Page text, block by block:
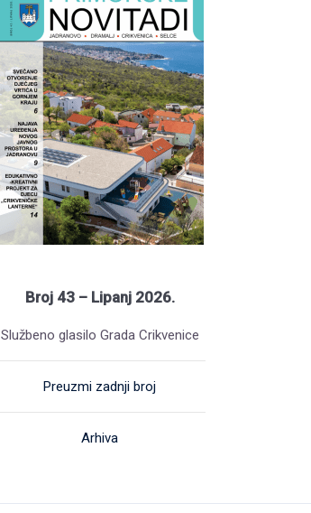
Broj 43 – Lipanj 2026.
Službeno glasilo Grada Crikvenice
Preuzmi zadnji broj
Arhiva